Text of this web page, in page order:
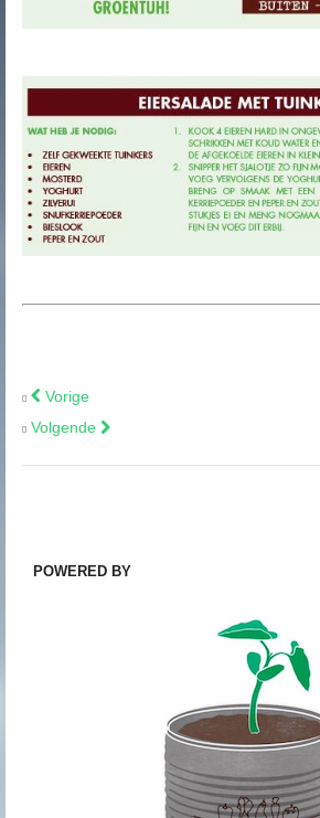
Vorige
Volgende
POWERED BY